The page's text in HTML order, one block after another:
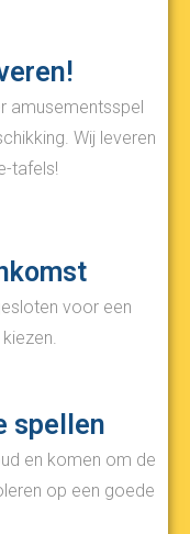
amusementsspel
Wij leveren
tafels!
voor een
spellen
en komen om de
op een goede